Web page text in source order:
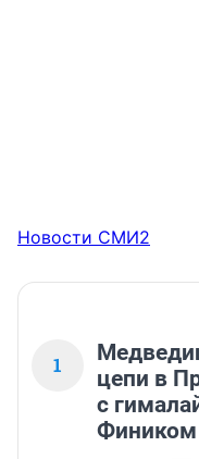
Новости СМИ2
1
цепи в
с
Фиником